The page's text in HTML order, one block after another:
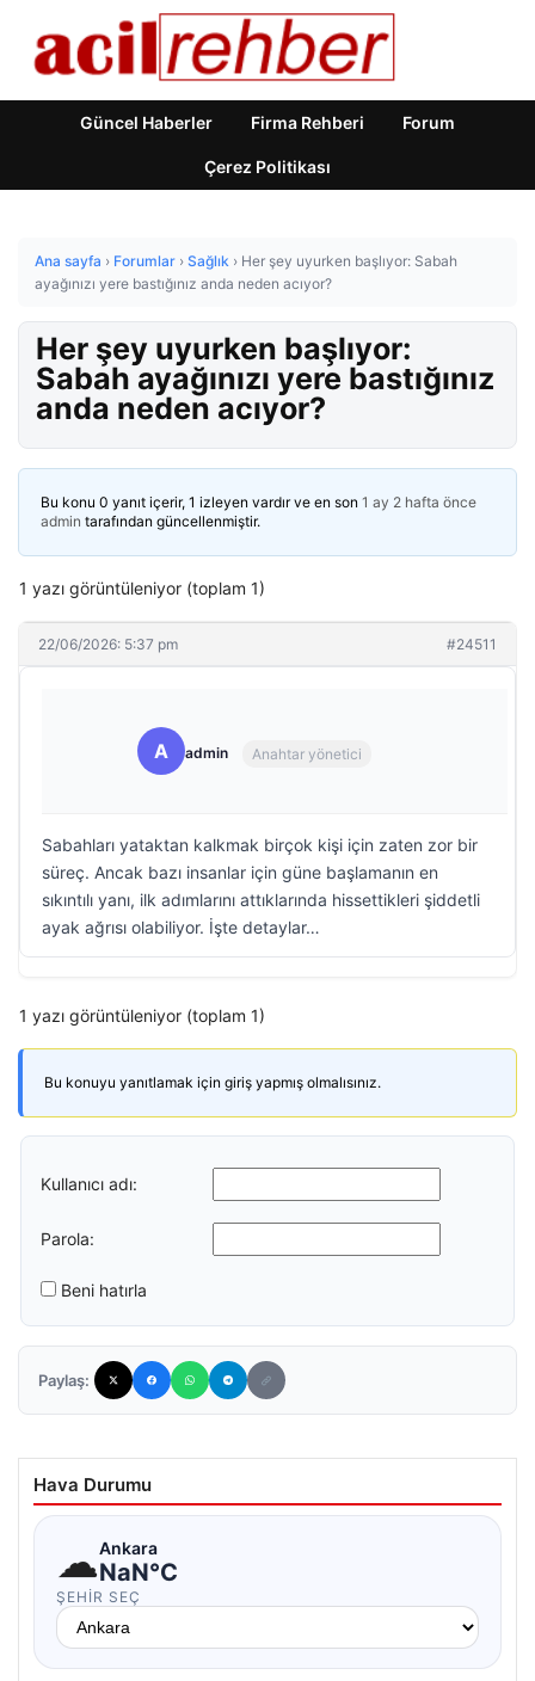
Güncel Haberler Firma Rehberi Forum
Çerez Politikası
Ana sayfa › Forumlar › Sağlık › Her şey uyurken başlıyor: Sabah
ayağınızı yere bastığınız anda neden acıyor?
Her şey uyurken başlıyor:
Sabah ayağınızı yere bastığınız
anda neden acıyor?
Bu konu 0 yanıt içerir, 1 izleyen vardır ve en son 1 ay 2 hafta önce
admin tarafından güncellenmiştir.
1 yazı görüntüleniyor (toplam 1)
22/06/2026: 5:37 pm #24511
A admin Anahtar yönetici
Sabahları yataktan kalkmak birçok kişi için zaten zor bir
süreç. Ancak bazı insanlar için güne başlamanın en
sıkıntılı yanı, ilk adımlarını attıklarında hissettikleri şiddetli
ayak ağrısı olabiliyor. İşte detaylar…
1 yazı görüntüleniyor (toplam 1)
Bu konuyu yanıtlamak için giriş yapmış olmalısınız.
Kullanıcı adı:
Parola:
Beni hatırla
Paylaş:
Hava Durumu
☁Ankara
NaN°C
ŞEHIR SEÇ